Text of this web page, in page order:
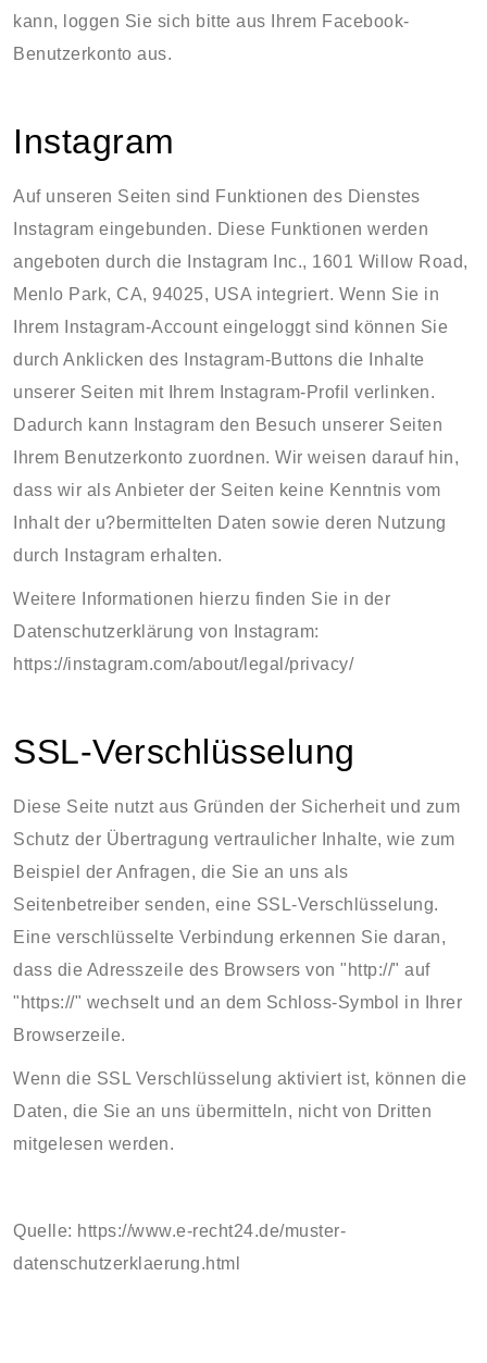
kann, loggen Sie sich bitte aus Ihrem Facebook-
Benutzerkonto aus.
Instagram
Auf unseren Seiten sind Funktionen des Dienstes
Instagram eingebunden. Diese Funktionen werden
angeboten durch die Instagram Inc., 1601 Willow Road,
Menlo Park, CA, 94025, USA integriert. Wenn Sie in
Ihrem Instagram-Account eingeloggt sind können Sie
durch Anklicken des Instagram-Buttons die Inhalte
unserer Seiten mit Ihrem Instagram-Profil verlinken.
Dadurch kann Instagram den Besuch unserer Seiten
Ihrem Benutzerkonto zuordnen. Wir weisen darauf hin,
dass wir als Anbieter der Seiten keine Kenntnis vom
Inhalt der u?bermittelten Daten sowie deren Nutzung
durch Instagram erhalten.
Weitere Informationen hierzu finden Sie in der
Datenschutzerklärung von Instagram:
https://instagram.com/about/legal/privacy/
SSL-Verschlüsselung
Diese Seite nutzt aus Gründen der Sicherheit und zum
Schutz der Übertragung vertraulicher Inhalte, wie zum
Beispiel der Anfragen, die Sie an uns als
Seitenbetreiber senden, eine SSL-Verschlüsselung.
Eine verschlüsselte Verbindung erkennen Sie daran,
dass die Adresszeile des Browsers von "http://" auf
"https://" wechselt und an dem Schloss-Symbol in Ihrer
Browserzeile.
Wenn die SSL Verschlüsselung aktiviert ist, können die
Daten, die Sie an uns übermitteln, nicht von Dritten
mitgelesen werden.
Quelle: https://www.e-recht24.de/muster-
datenschutzerklaerung.html